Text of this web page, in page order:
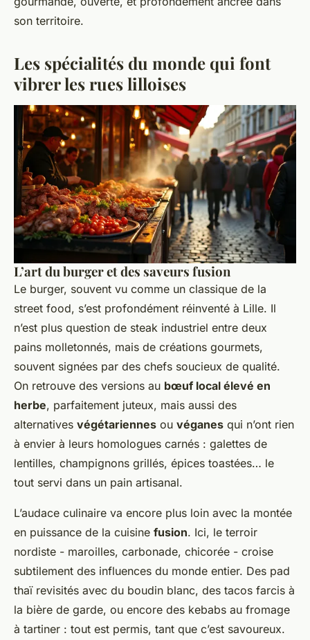
son territoire.
Les spécialités du monde qui font
vibrer les rues lilloises
L’art du burger et des saveurs fusion
Le burger, souvent vu comme un classique de la
street food, s’est profondément réinventé à Lille. Il
n’est plus question de steak industriel entre deux
pains molletonnés, mais de créations gourmets,
souvent signées par des chefs soucieux de qualité.
On retrouve des versions au bœuf local élevé en
herbe, parfaitement juteux, mais aussi des
alternatives végétariennes ou véganes qui n’ont rien
à envier à leurs homologues carnés : galettes de
lentilles, champignons grillés, épices toastées… le
tout servi dans un pain artisanal.
L’audace culinaire va encore plus loin avec la montée
en puissance de la cuisine fusion. Ici, le terroir
nordiste - maroilles, carbonade, chicorée - croise
subtilement des influences du monde entier. Des pad
thaï revisités avec du boudin blanc, des tacos farcis à
la bière de garde, ou encore des kebabs au fromage
à tartiner : tout est permis, tant que c’est savoureux.